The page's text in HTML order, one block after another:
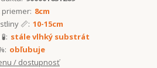
priemer: 8cm
📏: 10-15cm
stále vlhký substrát
obľubuje
/ dostupnosť